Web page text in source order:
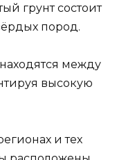
грунт состоит
пород.
между
высокую
и тех